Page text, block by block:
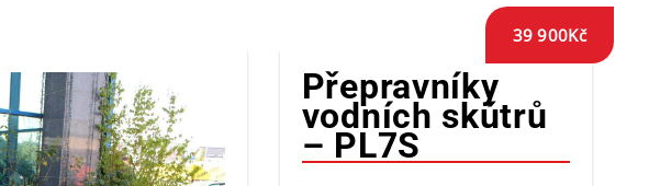
Přepravníky
vodních skútrů
– PL7S
39 900Kč